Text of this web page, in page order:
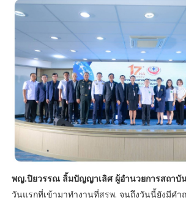
พญ.ปิยวรรณ ลิ้มปัญญาเลิศ ผู้อำนวยการสถาบั
วันแรกที่เข้ามาทำงานที่สรพ. จนถึงวันนี้ยังมีคำ